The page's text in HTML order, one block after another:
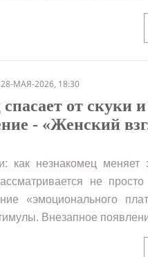
28-МАЯ-2026, 18:30
от скуки
- «Женский
как незнакомец меняет
не просто
«эмоционального
Внезапное